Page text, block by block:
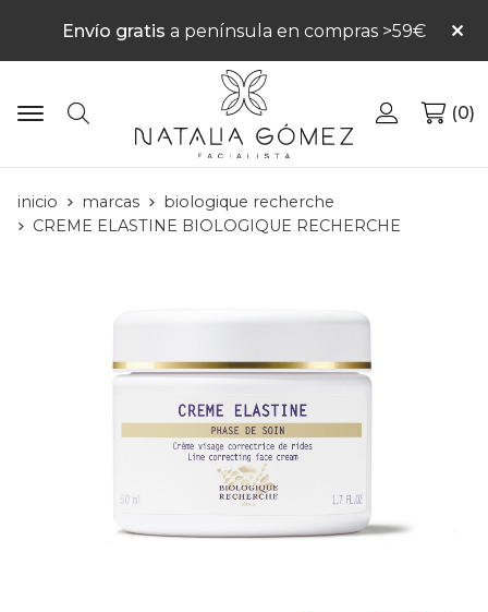
Envío gratis a península en compras >59€
Buscar
0
inicio marcas
biologique recherche
CREME ELASTINE BIOLOGIQUE RECHERCHE